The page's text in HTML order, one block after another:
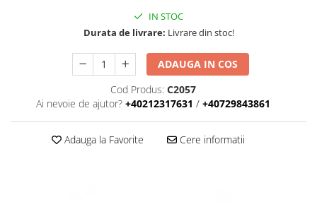
Sisteme surround
Boxe active
IN STOC
Durata de livrare: Livrare din stoc!
ADAUGA IN COS
Cod Produs: C2057
Ai nevoie de ajutor? +40212317631 / +40729843861
Adauga la Favorite Cere informatii